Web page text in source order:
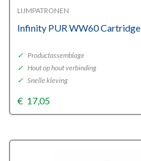
LIJMPATRONEN
Infinity PUR WW60 Cartridge
✓ Productassemblage
✓ Hout op hout verbinding
✓ Snelle kleving
€ 17,05